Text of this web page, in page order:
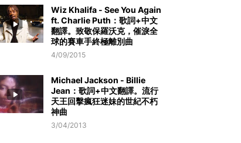
Wiz Khalifa - See You Again
ft. Charlie Puth：歌詞+中文
翻譯。致敬保羅沃克，催淚全
球的賽車手終極離別曲
4/09/2015
Michael Jackson - Billie
Jean：歌詞+中文翻譯。流行
天王回擊瘋狂迷妹的世紀不朽
神曲
3/04/2013